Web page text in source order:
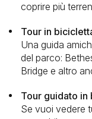
coprire più
Tour in
Una guida
del parco:
Bridge e altro
Tour guidato in
Se vuoi vedere